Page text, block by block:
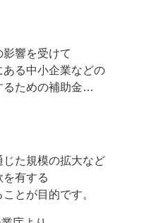
響を受けて
る中小企業などの
るための補助金…
た規模の拡大など
有する
とが目的です。